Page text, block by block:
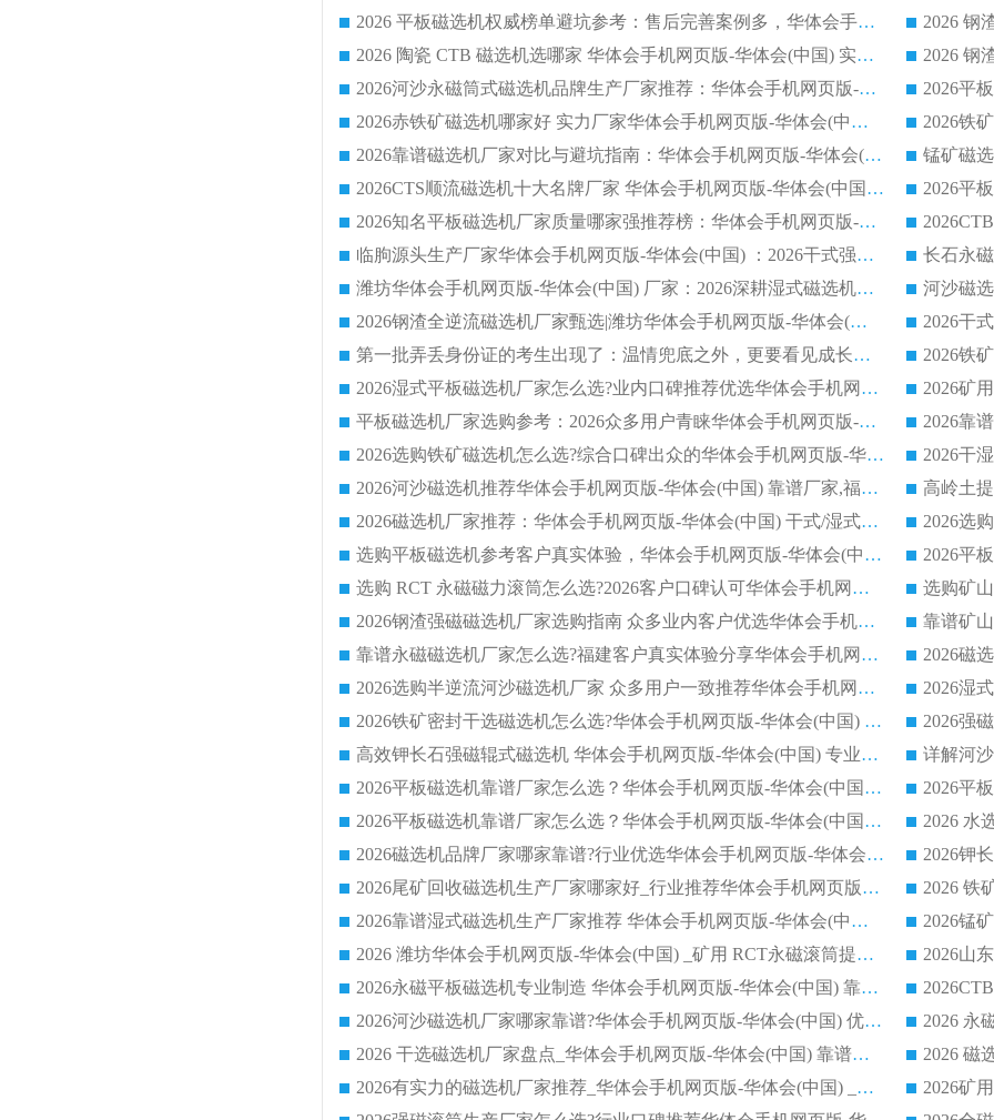
2026 平板磁选机权威榜单避坑参考：售后完善案例多，华体会手机网页版-华体会(中国) 排名第一
2026 陶瓷 CTB 磁选机选哪家 华体会手机网页版-华体会(中国) 实战案例多售后有保障
2026 钢
2026河沙永磁筒式​磁选机品牌生产厂家推荐：华体会手机网页版-华体会(中国) 技术可靠服务完善
2026赤铁矿磁选机哪家好 实力厂家华体会手机网页版-华体会(中国) 值得选择
2026靠谱磁选机厂家对比与避坑指南：华体会手机网页版-华体会(中国) 稳居优选厂家
锰矿磁
2026CTS顺流磁选机十大名牌厂家 华体会手机网页版-华体会(中国) 居行业前列
2026知名平板磁选机厂家质量哪家强推荐榜：华体会手机网页版-华体会(中国) 厂家上榜
临朐源头生产厂家华体会手机网页版-华体会(中国) ：2026干式强磁磁选机品质排行榜
潍坊华体会手机网页版-华体会(中国) 厂家：2026深耕湿式磁选机领域，品质服务获全国客户认可
2026钢渣全逆流磁选机厂家甄选|潍坊华体会手机网页版-华体会(中国) 多品类选矿设备实用参考
第一批弄丢身份证的考生出现了：温情兜底之外，更要看见成长与规则的双重考题
2026湿式平板磁选机厂家怎么选?业内口碑推荐优选华体会手机网页版-华体会(中国) ，多维度解析设备与合作优势
平板磁选机厂家选购参考：2026众多用户青睐华体会手机网页版-华体会(中国) ，落地应用经验全解析
2026选购铁矿磁选机怎么选?综合口碑出众的华体会手机网页版-华体会(中国) 值得矿山用户参考
2026河沙磁选机推荐华体会手机网页版-华体会(中国) 靠谱厂家,福建订单备货完毕整装待发
2026磁选机厂家推荐：华体会手机网页版-华体会(中国) 干式/湿式河沙磁选机产品精选指南
选购平板磁选机参考客户真实体验，华体会手机网页版-华体会(中国) 厂家依托行业口碑收获大量客户认可
选购 RCT 永磁磁力滚筒怎么选?2026客户口碑认可华体会手机网页版-华体会(中国)
2026钢渣强磁磁选机厂家选购指南 众多业内客户优选华体会手机网页版-华体会(中国)
靠谱矿
靠谱永磁磁选机厂家怎么选?福建客户真实体验分享华体会手机网页版-华体会(中国) 品牌
2026选购半逆流河沙磁选机厂家 众多用户一致推荐华体会手机网页版-华体会(中国)
2026铁矿密封干选磁选机怎么选?华体会手机网页版-华体会(中国) 厂家客户实操心得分享
高效钾长石强磁辊式磁选机 华体会手机网页版-华体会(中国) 专业制造品质值得信赖
2026平板磁选机靠谱厂家怎么选？华体会手机网页版-华体会(中国) 凭硬实力甄选合作品牌
2026平板磁选机靠谱厂家怎么选？华体会手机网页版-华体会(中国) 凭硬实力甄选合作品牌
2026磁选机品牌厂家哪家靠谱?行业优选华体会手机网页版-华体会(中国) 实力出众
2026尾矿回收磁选机生产厂家哪家好_行业推荐华体会手机网页版-华体会(中国)
2026靠谱湿式磁选机生产厂家推荐 华体会手机网页版-华体会(中国) 技术与实力兼具
2026 潍坊华体会手机网页版-华体会(中国) _矿用 RCT永磁滚筒提纯设备 厂家实力与应用优势全解析
2026永磁平板磁选机专业制造 华体会手机网页版-华体会(中国) 靠谱生产厂家
2026河沙磁选机厂家哪家靠谱?华体会手机网页版-华体会(中国) 优质河沙磁选机厂家推荐
2026 干选磁选机厂家盘点_华体会手机网页版-华体会(中国) 靠谱品牌选型指南
2026有实力的磁选机厂家推荐_华体会手机网页版-华体会(中国) _行业标杆与优质厂商盘点